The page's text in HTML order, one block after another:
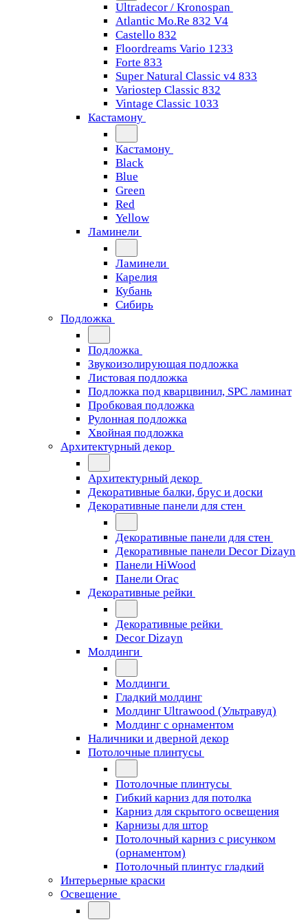
Ultradecor / Kronospan
Atlantic Mo.Re 832 V4
Castello 832
Floordreams Vario 1233
Forte 833
Super Natural Classic v4 833
Variostep Classic 832
Vintage Classic 1033
Кастамону
Кастамону
Black
Blue
Green
Red
Yellow
Ламинели
Ламинели
Карелия
Кубань
Сибирь
Подложка
Подложка
Звукоизолирующая подложка
Листовая подложка
Подложка под кварцвинил, SPC ламинат
Пробковая подложка
Рулонная подложка
Хвойная подложка
Архитектурный декор
Архитектурный декор
Декоративные балки, брус и доски
Декоративные панели для стен
Декоративные панели для стен
Декоративные панели Decor Dizayn
Панели HiWood
Панели Orac
Декоративные рейки
Декоративные рейки
Decor Dizayn
Молдинги
Молдинги
Гладкий молдинг
Молдинг Ultrawood (Ультравуд)
Молдинг с орнаментом
Наличники и дверной декор
Потолочные плинтусы
Потолочные плинтусы
Гибкий карниз для потолка
Карниз для скрытого освещения
Карнизы для штор
Потолочный карниз с рисунком
(орнаментом)
Потолочный плинтус гладкий
Интерьерные краски
Освещение